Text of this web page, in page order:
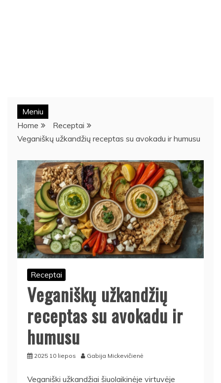
Meniu
Home
Receptai
Veganiškų užkandžių receptas su avokadu ir humusu
Receptai
Veganiškų užkandžių
receptas su avokadu ir
humusu
2025 10 liepos Gabija Mickevičienė
Veganiški užkandžiai šiuolaikinėje virtuvėje